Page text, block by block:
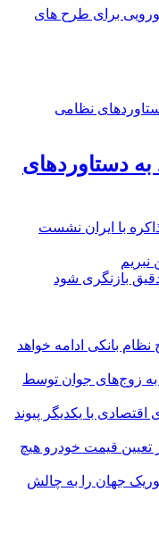
برای طرح های
دستاوردهای
نظام بانکی ادامه خواهد
ازدواج به زوج‌های جوان توسط
با یکدیگر پیوند
قیمت خودرو هیچ
جهان را به چالش